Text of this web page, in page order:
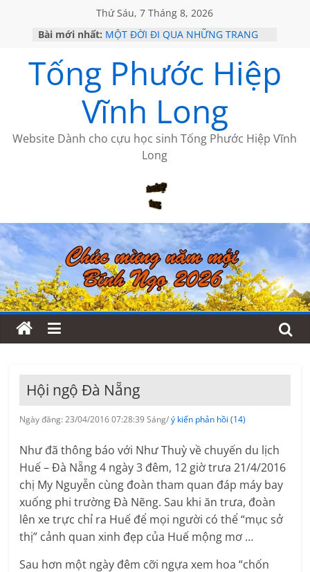
Thứ Sáu, 7 Tháng 8, 2026
Bài mới nhất: HỌC SỬ HỒI XƯA
KHÔNG ĐỀ 19 CỦA THÁI LÃO
CHÙM THƠ CỦA BÍCH HÀ
GIÃ TỪ ĐÀ LẠT của ANTH ĐOÀN
Tống Phước Hiệp
Vĩnh Long
Website Dành cho cựu học sinh Tống Phước Hiệp Vĩnh
Long
Hội ngộ Đà Nẵng
Ngày đăng: 23/04/2016 07:28:39 Sáng/ý kiến phản hồi (14)
Như đã thông báo với Như Thuỳ về chuyến du lịch
Huế – Đà Nẵng 4 ngày 3 đêm, 12 giờ trưa 21/4/2016
chị My Nguyễn cùng đoàn tham quan đáp máy bay
xuống phi trường Đà Nẽng. Sau khi ăn trưa, đoàn
lên xe trực chỉ ra Huế để mọi người có thể “mục sở
thị” cảnh quan xinh đẹp của Huế mộng mơ …
Sau hơn một ngày đêm cỡi ngựa xem hoa “chốn